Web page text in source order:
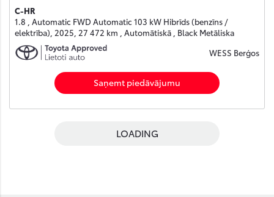
C-HR
1.8 , Automatic FWD Automatic 103 kW Hibrīds (benzīns /
elektrība), 2025, 27 472 km , Automātiskā , Black Metāliska
WESS Berģos
Saņemt piedāvājumu
LOADING